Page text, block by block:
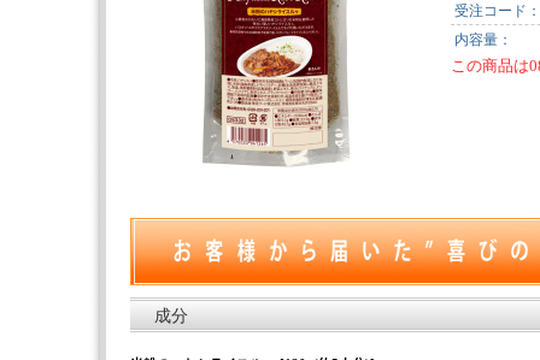
受注コード：
内容量：
この商品は
成分